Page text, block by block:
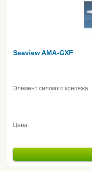
Seaview AMA-GXF
Элемент силового крепежа
Цена: